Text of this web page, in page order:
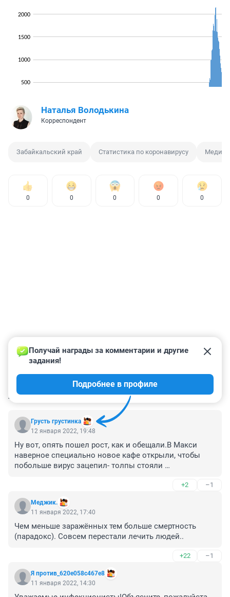
Наталья Володькина
Корреспондент
Забайкальский край Статистика по коронавирусу
0 0 0 0 0
КОММЕНТАРИИ 9
Грусть грустинка
Получай награды за комментарии и другие
задания!
Подробнее в профиле
12 января 2022, 19:48
Ну вот, опять пошел рост, как и обещали.В Макси
наверное специально новое кафе открыли, чтобы
побольше вирус зацепил- толпы стояли
+2 –1
Меджик.
11 января 2022, 17:40
Чем меньше заражённых тем больше смертность
(парадокс). Совсем перестали лечить людей..
+22 –1
Я против_620e058c467e8
11 января 2022, 14:30